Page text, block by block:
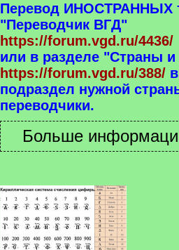
Перевод ИНОСТРАННЫХ
"Переводчик ВГД"
https://forum.vgd.ru/4436/
или в разделе "Страны
https://forum.vgd.ru/388/
подраздел нужной
переводчики.